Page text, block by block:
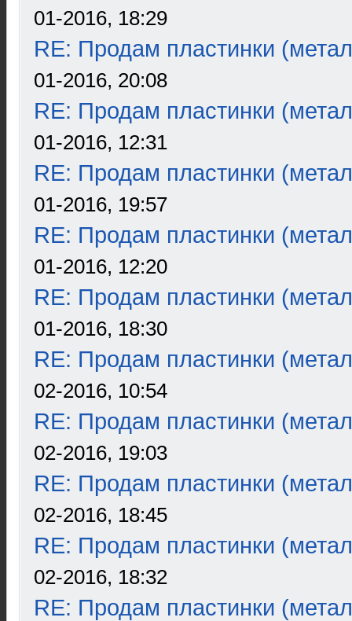
01-2016, 18:29
RE: Продам пластинки
01-2016, 20:08
RE: Продам пластинки
01-2016, 12:31
RE: Продам пластинки
01-2016, 19:57
RE: Продам пластинки
01-2016, 12:20
RE: Продам пластинки
01-2016, 18:30
RE: Продам пластинки
02-2016, 10:54
RE: Продам пластинки
02-2016, 19:03
RE: Продам пластинки
02-2016, 18:45
RE: Продам пластинки
02-2016, 18:32
RE: Продам пластинки